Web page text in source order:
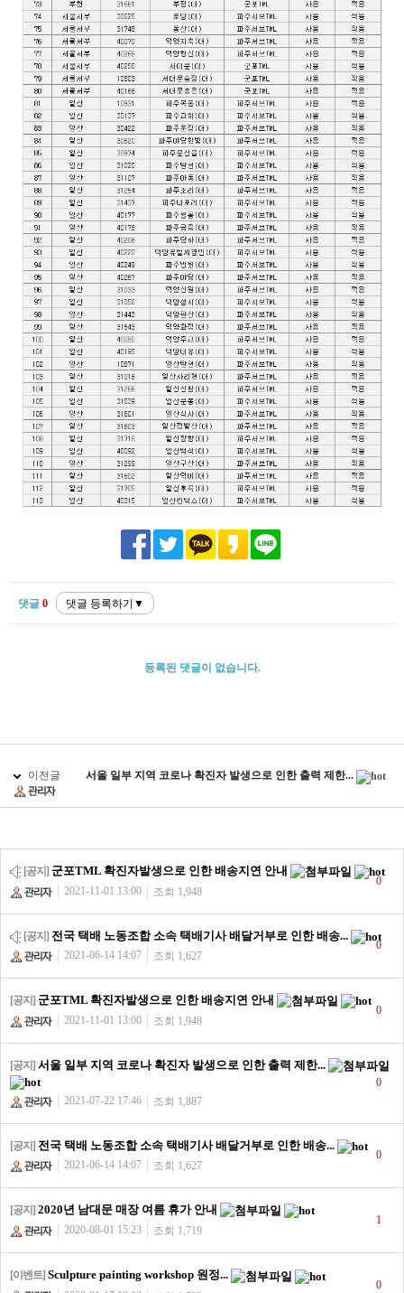
댓글 0
등록된 댓글이 없습니다.
이전글 서울 일부 지역 코로나 확진자 발생으로 인한 출력 제한...
[공지] 군포TML 확진자발생으로 인한 배송지연 안내
2021-11-01 13:00 조회 1,948
0
[공지] 전국 택배 노동조합 소속 택배기사 배달거부로 인한 배송...
2021-06-14 14:07 조회 1,627
0
[공지] 군포TML 확진자발생으로 인한 배송지연 안내
2021-11-01 13:00 조회 1,948
0
[공지] 서울 일부 지역 코로나 확진자 발생으로 인한 출력 제한...
2021-07-22 17:46 조회 1,887
0
[공지] 전국 택배 노동조합 소속 택배기사 배달거부로 인한 배송...
2021-06-14 14:07 조회 1,627
0
[공지] 2020년 남대문 매장 여름 휴가 안내
2020-08-01 15:23 조회 1,719
1
[이벤트] Sculpture painting workshop 원정...
0